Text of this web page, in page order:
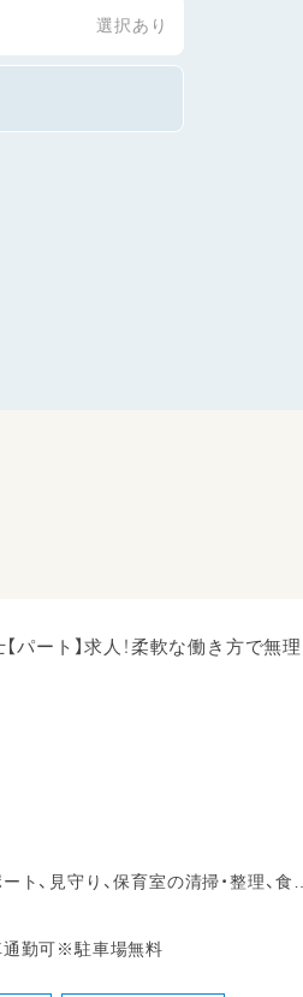
選択あり
ート】求人！柔軟な働き方で無理
、見守り、保育室の清掃・整理、食事
ます。柔軟な保育環境の中で、子ど
くあります。勤務日数や時間は相談
鹿沼駅 車通勤可※駐車場無料